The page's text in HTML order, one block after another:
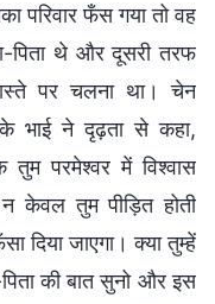
परिवार फँस गया तो वह
पिता थे और दूसरी तरफ
पर चलना था। चेन
भाई ने दृढ़ता से कहा,
तुम परमेश्वर में विश्वास
न केवल तुम पीड़ित होती
दिया जाएगा। क्या तुम्हें
पिता की बात सुनो और इस